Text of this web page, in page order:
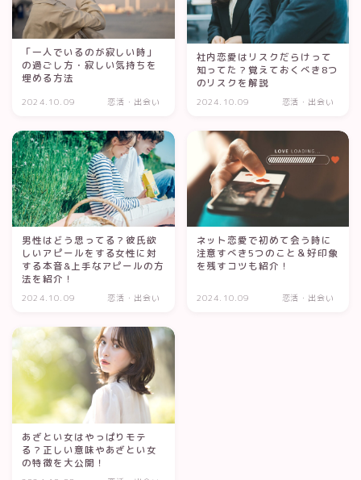
「一人でいるのが寂しい時」
の過ごし方・寂しい気持ちを
埋める方法
2024.10.09 恋活・出会い
社内恋愛はリスクだらけって
知ってた？覚えておくべき8つ
のリスクを解説
2024.10.09 恋活・出会い
男性はどう思ってる？彼氏欲
しいアピールをする女性に対
する本音&上手なアピールの方
法を紹介！
2024.10.09 恋活・出会い
ネット恋愛で初めて会う時に
注意すべき5つのこと＆好印象
を残すコツも紹介！
2024.10.09 恋活・出会い
あざとい女はやっぱりモテ
る？正しい意味やあざとい女
の特徴を大公開！